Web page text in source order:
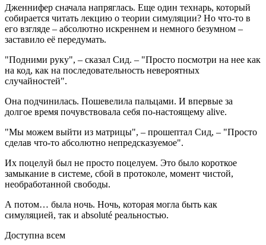
Дженнифер сначала напряглась. Еще один технарь, который
собирается читать лекцию о теории симуляции? Но что-то в
его взгляде – абсолютно искреннем и немного безумном –
заставило её передумать.
"Подними руку", – сказал Сид. – "Просто посмотри на нее как
на код, как на последовательность невероятных
случайностей".
Она подчинилась. Пошевелила пальцами. И впервые за
долгое время почувствовала себя по-настоящему alive.
"Мы можем выйти из матрицы", – прошептал Сид, – "Просто
сделав что-то абсолютно непредсказуемое".
Их поцелуй был не просто поцелуем. Это было короткое
замыкание в системе, сбой в протоколе, момент чистой,
необработанной свободы.
А потом… была ночь. Ночь, которая могла быть как
симуляцией, так и absoluté реальностью.
Доступна всем